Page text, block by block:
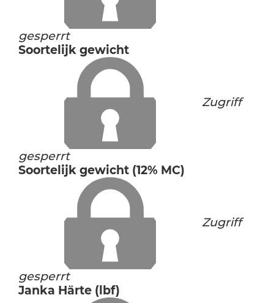
gesperrt
Soortelijk gewicht
Zugriff
gesperrt
Soortelijk gewicht (12% MC)
Zugriff
gesperrt
Janka Härte (lbf)